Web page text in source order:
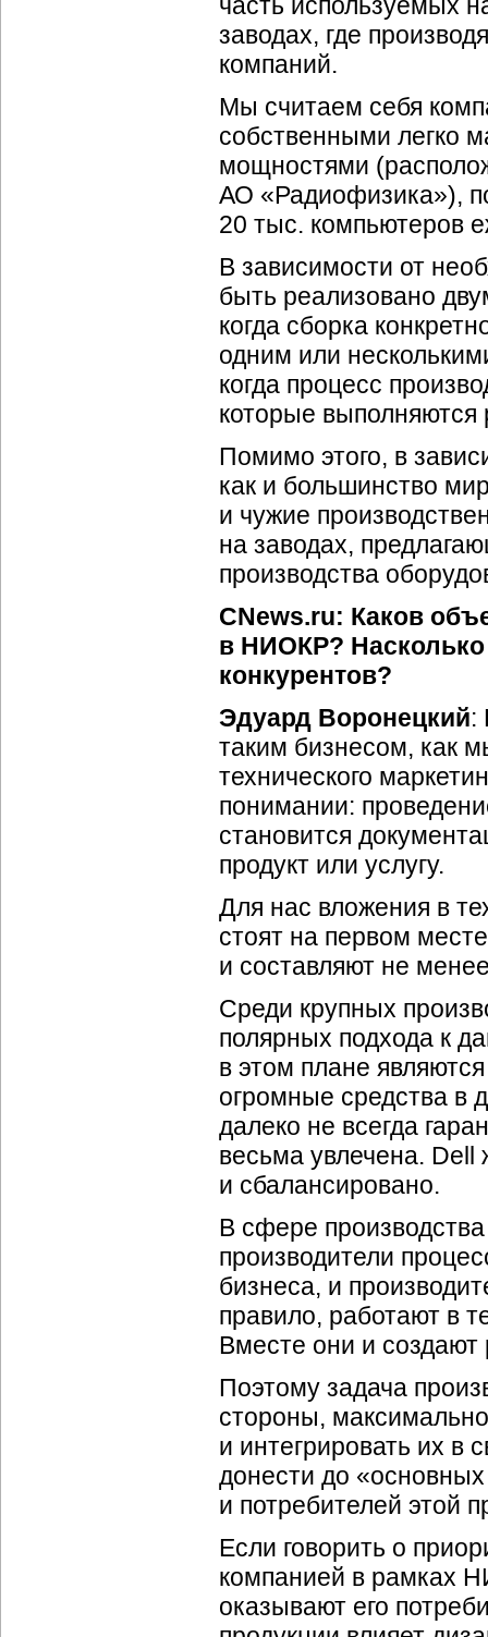
часть используемых
заводах, где
компаний.
Мы считаем себя
собственными легко
мощностями
АО «Радиофизика»),
20 тыс. компьютеров
В зависимости от
быть реализовано
когда сборка
одним или
когда процесс
которые
Помимо этого, в
как и большинство
и чужие
на заводах,
производства
CNews.ru: Каков
в НИОКР?
конкурентов?
Эдуард Воронецкий:
таким бизнесом, как
технического
понимании:
становится
продукт или услугу.
Для нас вложения в
стоят на первом
и составляют не
Среди крупных
полярных подхода к
в этом плане
огромные средства в
далеко не всегда
весьма увлечена.
и сбалансировано.
В сфере
производители
бизнеса, и
правило, работают в
Вместе они и создают
Поэтому задача
стороны,
и интегрировать их в
донести до «основных
и потребителей этой
Если говорить о
компанией в рамках
оказывают его